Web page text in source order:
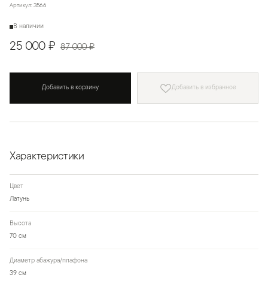
Артикул: 3566
В наличии
25 000 ₽ 87 000 ₽
Добавить в корзину Добавить в избранное
Характеристики
Цвет
Латунь
Высота
70 см
Диаметр абажура/плафона
39 см